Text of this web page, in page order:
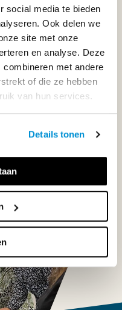
social media te bieden
Ook delen we
site met onze
en analyse. Deze
met andere
of die ze hebben
van hun services.
Details tonen
uur